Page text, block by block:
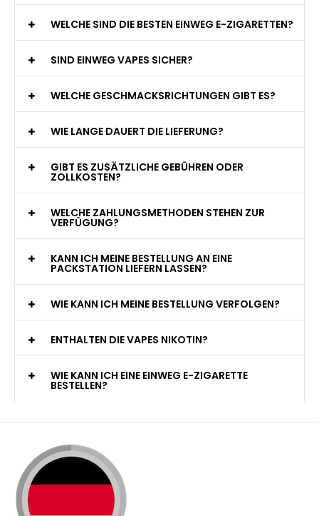
WELCHE SIND DIE BESTEN EINWEG E-ZIGARETTEN?
SIND EINWEG VAPES SICHER?
WELCHE GESCHMACKSRICHTUNGEN GIBT ES?
WIE LANGE DAUERT DIE LIEFERUNG?
GIBT ES ZUSÄTZLICHE GEBÜHREN ODER
ZOLLKOSTEN?
WELCHE ZAHLUNGSMETHODEN STEHEN ZUR
VERFÜGUNG?
KANN ICH MEINE BESTELLUNG AN EINE
PACKSTATION LIEFERN LASSEN?
WIE KANN ICH MEINE BESTELLUNG VERFOLGEN?
ENTHALTEN DIE VAPES NIKOTIN?
WIE KANN ICH EINE EINWEG E-ZIGARETTE
BESTELLEN?